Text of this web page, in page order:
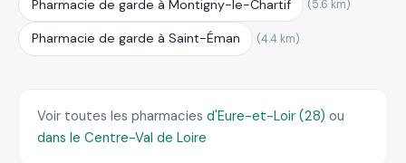
Pharmacie de garde à Montigny-le-Chartif (5.6 km)
Pharmacie de garde à Saint-Éman (4.4 km)
Voir toutes les pharmacies d'Eure-et-Loir (28) ou
dans le Centre-Val de Loire